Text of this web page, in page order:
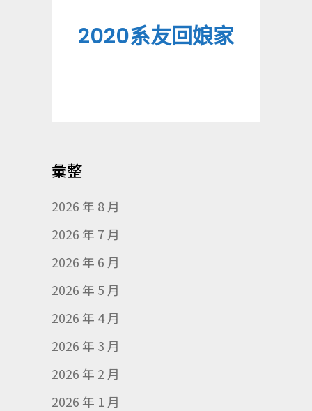
2020系友回娘家
彙整
2026 年 8 月
2026 年 7 月
2026 年 6 月
2026 年 5 月
2026 年 4 月
2026 年 3 月
2026 年 2 月
2026 年 1 月